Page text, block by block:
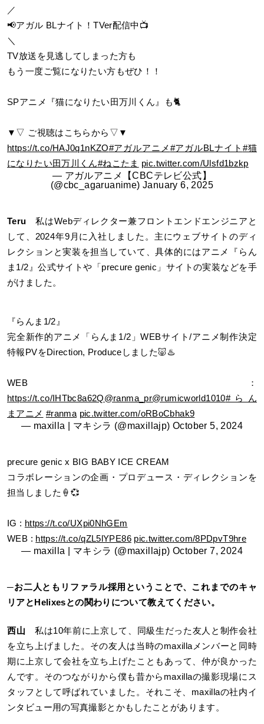
／
📢アガル BLナイト！TVer配信中📺
＼
TV放送を見逃してしまった方も
もう一度ご覧になりたい方もぜひ！！
SPアニメ『猫になりたい田万川くん』も🐈
▼▽ ご視聴はこちらから▽▼
https://t.co/HAJ0q1nKZO#アガルアニメ #アガルBLナイト #猫
になりたい田万川くん#ねこたま pic.twitter.com/Ulsfd1bzkp
— アガルアニメ【CBCテレビ公式】
(@cbc_agaruanime)January 6, 2025
Teru 私はWebディレクター兼フロントエンドエンジニアと
して、2024年9月に入社しました。主にウェブサイトのディ
レクションと実装を担当していて、具体的にはアニメ『らん
ま1/2』公式サイトや「precure genic」サイトの実装などを手
がけました。
『らんま1/2』
完全新作的アニメ「らんま1/2」WEBサイト/アニメ制作決定
特報PVをDirection, Produceしました🐷♨️
WEB：
https://t.co/IHTbc8a62Q@ranma_pr@rumicworld1010#らん
まアニメ #ranma pic.twitter.com/oRBoCbhak9
— maxilla | マキシラ (@maxillajp) October 5, 2024
precure genic x BIG BABY ICE CREAM
コラボレーションの企画・プロデュース・ディレクションを
担当しました🍦💞
IG : https://t.co/UXpi0NhGEm
WEB : https://t.co/qZL5lYPE86 pic.twitter.com/8PDpvT9hre
— maxilla | マキシラ (@maxillajp) October 7, 2024
─お二人ともリファラル採用ということで、これまでのキャ
リアとHelixesとの関わりについて教えてください。
西山 私は10年前に上京して、同級生だった友人と制作会社
を立ち上げました。その友人は当時のmaxillaメンバーと同時
期に上京して会社を立ち上げたこともあって、仲が良かった
んです。そのつながりから僕も昔からmaxillaの撮影現場にス
タッフとして呼ばれていました。それこそ、maxillaの社内イ
ンタビュー用の写真撮影とかもしたことがあります。